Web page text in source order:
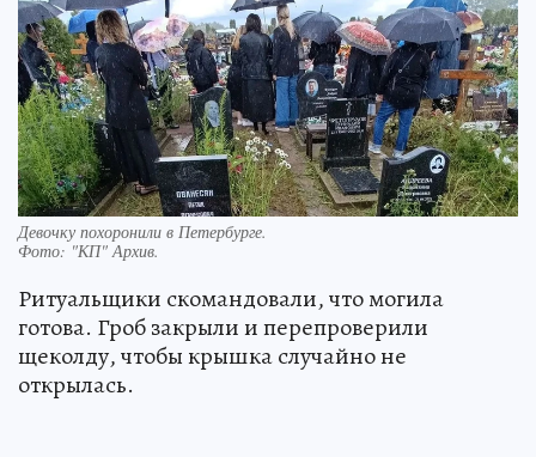
Девочку похоронили в Петербурге.
Фото: "КП" Архив.
Ритуальщики скомандовали, что могила
готова. Гроб закрыли и перепроверили
щеколду, чтобы крышка случайно не
открылась.